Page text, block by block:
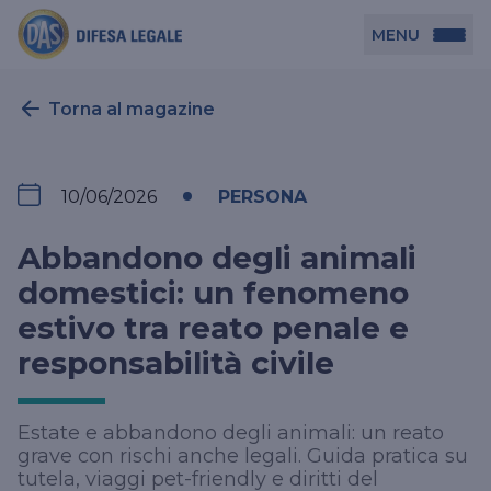
Persona
DAS in Movimento
La nostra famiglia, la nostra casa, la nostra intimità.
Azienda
DAS Tutela Associazioni Novità
DAS Tutela Aziende
DAS Impresa Edile
DAS Tutela Manager P. Giuridica
DAS in Condominio
DAS Circolazione Business
DAS Ritiro Patente Business
Professionista
DAS Professionista
DAS Professione Sanitaria
DAS Tutela Manager P. Fisica
Cerca Agenzia
MENU
Torna al magazine
10/06/2026 PERSONA
Abbandono degli animali
domestici: un fenomeno
estivo tra reato penale e
responsabilità civile
Estate e abbandono degli animali: un reato
grave con rischi anche legali. Guida pratica su
tutela, viaggi pet-friendly e diritti del